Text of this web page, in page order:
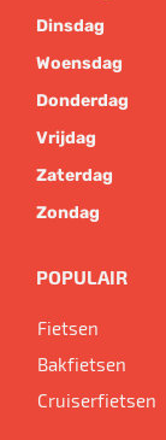
Dinsdag
Woensdag
Donderdag
Vrijdag
Zaterdag
Zondag
POPULAIR
Fietsen
Bakfietsen
Cruiserfietsen